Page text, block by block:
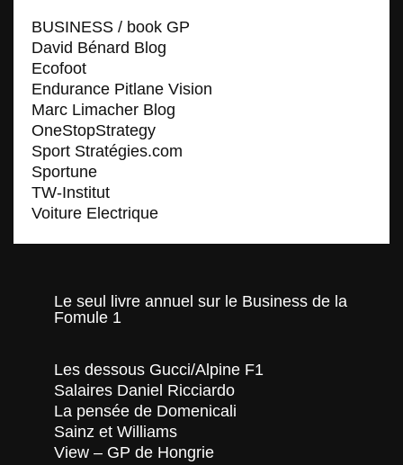
BUSINESS / book GP
David Bénard Blog
Ecofoot
Endurance Pitlane Vision
Marc Limacher Blog
OneStopStrategy
Sport Stratégies.com
Sportune
TW-Institut
Voiture Electrique
Le seul livre annuel sur le Business de la
Fomule 1
Les dessous Gucci/Alpine F1
Salaires Daniel Ricciardo
La pensée de Domenicali
Sainz et Williams
View – GP de Hongrie